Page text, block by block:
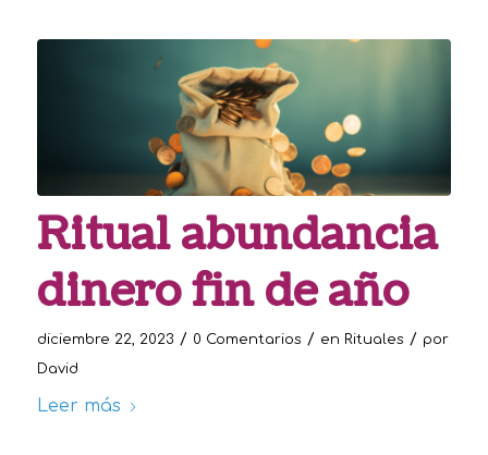
Ritual abundancia
dinero fin de año
diciembre 22, 2023 / 0 Comentarios / en Rituales / por
David
Leer más